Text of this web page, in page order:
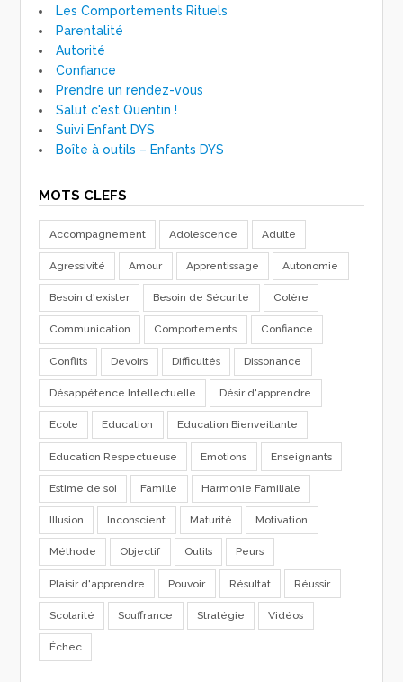
Les Comportements Rituels
Parentalité
Autorité
Confiance
Prendre un rendez-vous
Salut c'est Quentin !
Suivi Enfant DYS
Boîte à outils – Enfants DYS
MOTS CLEFS
Accompagnement Adolescence Adulte
Agressivité Amour Apprentissage Autonomie
Besoin d'exister Besoin de Sécurité Colère
Communication Comportements Confiance
Conflits Devoirs Difficultés Dissonance
Désappétence Intellectuelle Désir d'apprendre
Ecole Education Education Bienveillante
Education Respectueuse Emotions Enseignants
Estime de soi Famille Harmonie Familiale
Illusion Inconscient Maturité Motivation
Méthode Objectif Outils Peurs
Plaisir d'apprendre Pouvoir Résultat Réussir
Scolarité Souffrance Stratégie Vidéos
Échec